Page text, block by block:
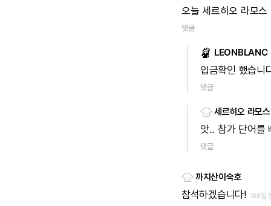
오늘 세르히오 라모스
댓글
LEONBLANC
입금확인 했습니
댓글
세르히오 라모스
앗.. 참가 단어를
댓글
까치산이숙호
참석하겠습니다! 168일